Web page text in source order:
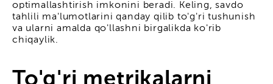
optimallashtirish imkonini beradi. Keling, savdo
tahlili ma'lumotlarini qanday qilib to'g'ri tushunish
va ularni amalda qo'llashni birgalikda ko'rib
chiqaylik.
To'g'ri metrikalarni